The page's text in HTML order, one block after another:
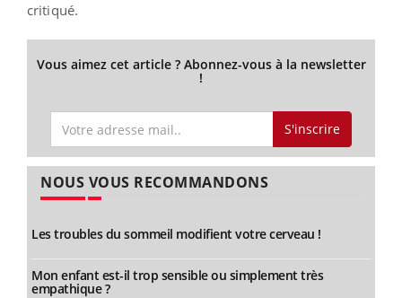
critiqué.
Vous aimez cet article ? Abonnez-vous à la newsletter
!
S'inscrire
NOUS VOUS RECOMMANDONS
Les troubles du sommeil modifient votre cerveau !
Mon enfant est-il trop sensible ou simplement très
empathique ?